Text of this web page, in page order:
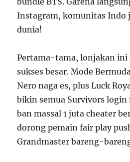
Instagram, komunitas Indo
dunia!
Pertama-tama, lonjakan ini
sukses besar. Mode
Nero naga es, plus Luck
bikin semua Survivors login
ban massal 1 juta cheater
dorong pemain fair play
Grandmaster bareng-